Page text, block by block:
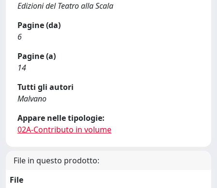
Edizioni del Teatro alla Scala
Pagine (da)
6
Pagine (a)
14
Tutti gli autori
Malvano
Appare nelle tipologie:
02A-Contributo in volume
File in questo prodotto:
File